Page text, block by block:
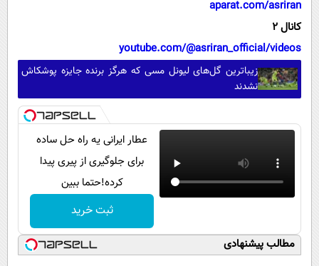
aparat.com/asriran
کانال 2
youtube.com/@asriran_official/videos
زیباترین گل‌های لیونل مسی که هرگز برنده جایزه پوشکاش
نشدند
عطار ایرانی یه راه حل ساده
برای جلوگیری از پیری پیدا
کرده!حتما ببین
ثبت خرید
مطالب پیشنهادی